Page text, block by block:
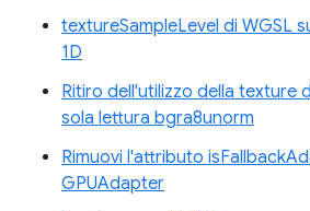
textureSampleLevel di WGSL
1D
Ritiro dell'utilizzo della texture
sola lettura bgra8unorm
Rimuovi l'attributo
GPUAdapter